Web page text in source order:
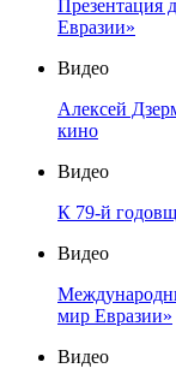
Презентация
Евразии»
Видео
Алексей
кино
Видео
К 79-й
Видео
мир Евразии»
Видео